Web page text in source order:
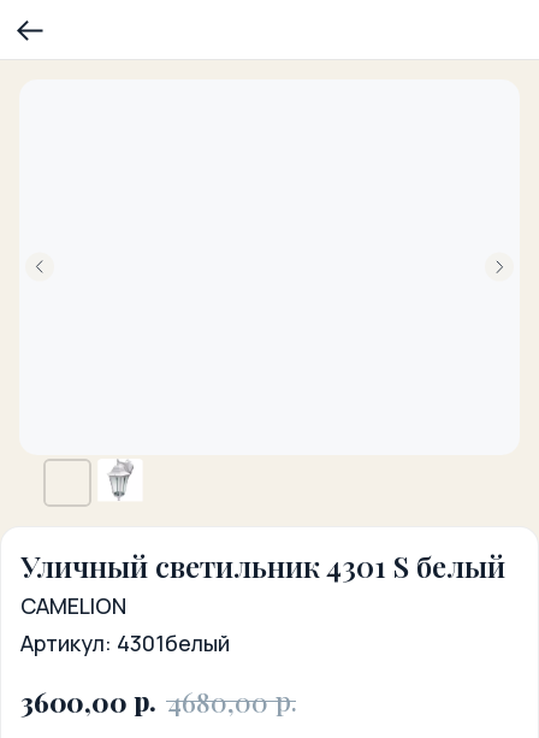
Уличный светильник 4301 S белый
САМЕLION
Артикул: 4301белый
3600,00 р. 4680,00 р.